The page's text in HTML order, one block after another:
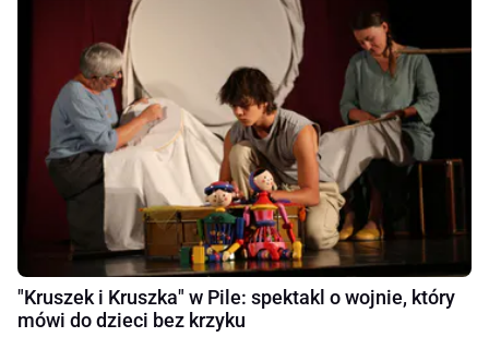
"Kruszek i Kruszka" w Pile: spektakl o wojnie, który
mówi do dzieci bez krzyku